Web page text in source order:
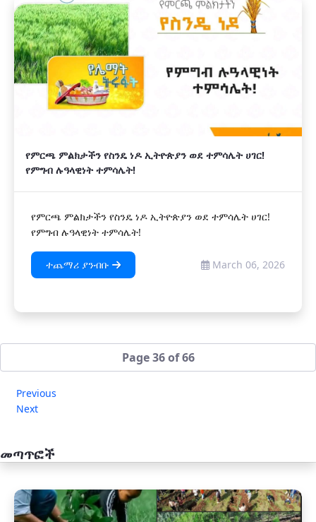
የምርጫ ምልክታችን የስንዴ ነዶ ኢትዮጵያን ወደ ተምሳሌት ሀገር!
የምግብ ሉዓላዊነት ተምሳሌት!
የምርጫ ምልክታችን የስንዴ ነዶ ኢትዮጵያን ወደ ተምሳሌት ሀገር!
የምግብ ሉዓላዊነት ተምሳሌት!
ተጨማሪ ያንብቡ March 06, 2026
Page 36 of 66
Previous
Next
መጣጥፎች
አዲስ